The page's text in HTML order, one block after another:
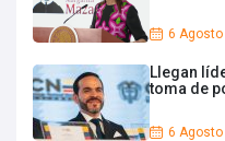
6
Llegan
toma de
6 Agosto